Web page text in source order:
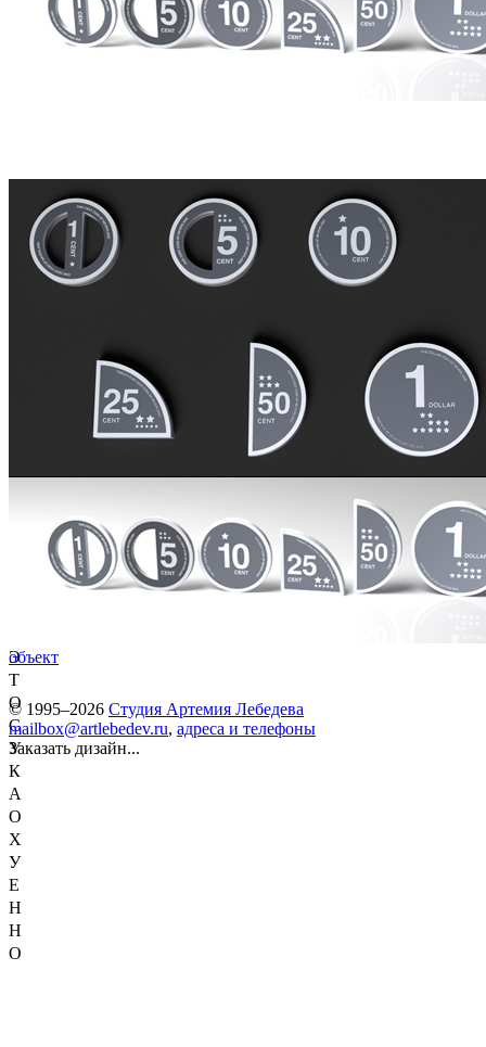
Э
Т
О
С
У
К
А
О
Х
У
Е
Н
Н
О
объект
© 1995–2026 Студия Артемия Лебедева
mailbox@artlebedev.ru, адреса и телефоны
Заказать дизайн...